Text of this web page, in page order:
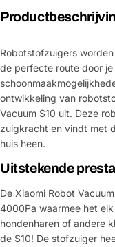
Robotstofzuigers
de perfecte route door
ontwikkeling van
Vacuum S10 uit. Deze
zuigkracht en vindt met
huis heen.
Uitstekende
De Xiaomi Robot
4000Pa waarmee het
hondenharen of andere
de S10! De stofzuiger